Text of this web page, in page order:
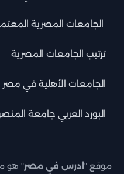
الجامعات المصرية
ترتيب الجامعات المصرية
الجامعات الأهلية في مصر
البورد العربي جامعة
موقع " ادرس في مصر" هو